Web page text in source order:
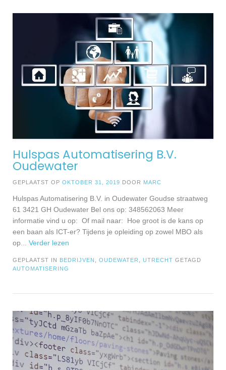
Hulspas Automatisering B.V.
Oudewater
GEPLAATST OP OKTOBER 31, 2019 DOOR MARC
Hulspas Automatisering B.V. in Oudewater Goudse straatweg
61 3421 GH Oudewater Bel ons op: 348562063 Meer
informatie vind u op: Of mail naar: Hoe groot is de kans op
een baan als ICT-er? Tijdens je opleiding op zowel MBO als
op ... Verder lezen
GEPLAATST IN BEDRIJVEN OUDEWATER UTRECHT GETAGD
AUTOMATISERING